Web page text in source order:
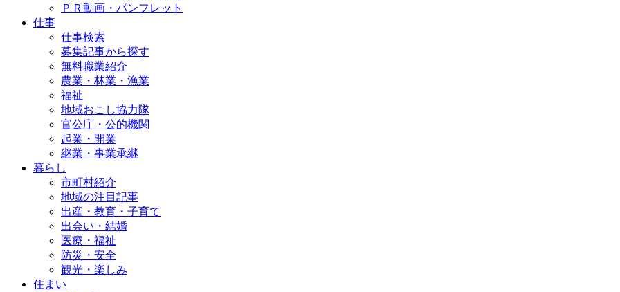
ＰＲ動画・パンフレット
仕事
仕事検索
募集記事から探す
無料職業紹介
農業・林業・漁業
福祉
地域おこし協力隊
官公庁・公的機関
起業・開業
継業・事業承継
暮らし
市町村紹介
地域の注目記事
出産・教育・子育て
出会い・結婚
医療・福祉
防災・安全
観光・楽しみ
住まい